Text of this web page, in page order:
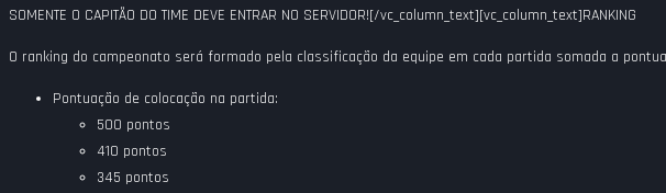
SOMENTE O CAPITÃO DO TIME DEVE ENTRAR NO SERVIDOR![/vc_column_text][vc_column_text]RANKING
O ranking do campeonato será formado pela classificação da equipe em cada partida somada a
Pontuação de colocação na partida:
500 pontos
410 pontos
345 pontos